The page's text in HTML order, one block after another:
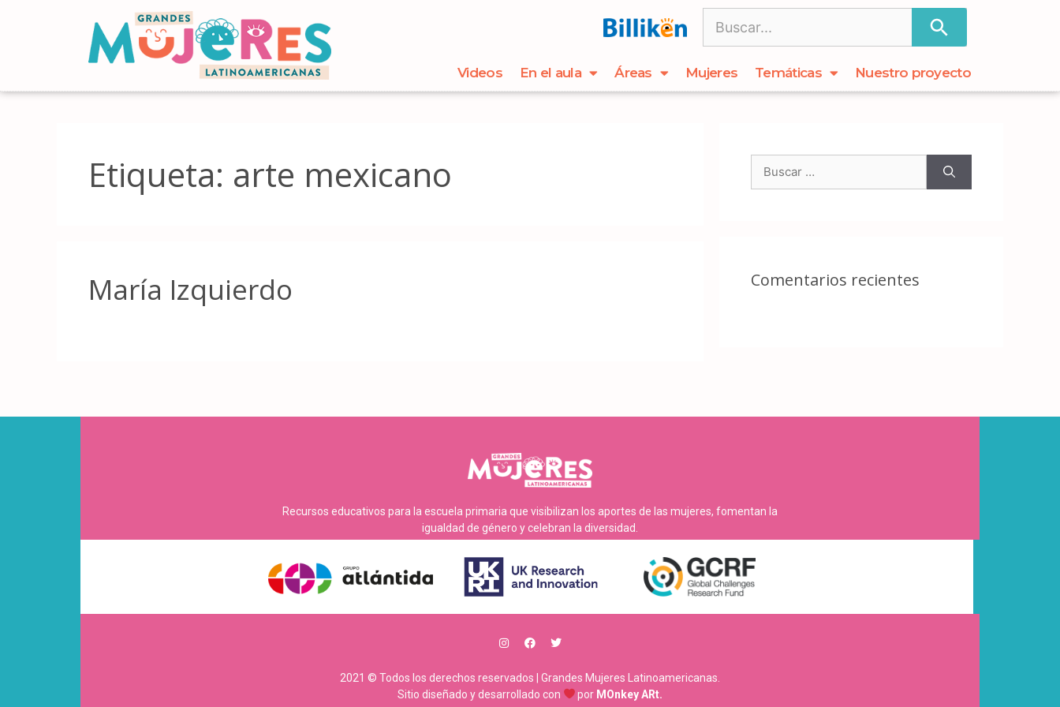
Videos En el aula Áreas Mujeres Temáticas Nuestro proyecto
Etiqueta: arte mexicano
María Izquierdo Comentarios recientes
Recursos educativos para la escuela primaria que visibilizan los aportes de las mujeres, fomentan la
igualdad de género y celebran la diversidad.
2021 © Todos los derechos reservados | Grandes Mujeres Latinoamericanas.
Sitio diseñado y desarrollado con
por MOnkey ARt.